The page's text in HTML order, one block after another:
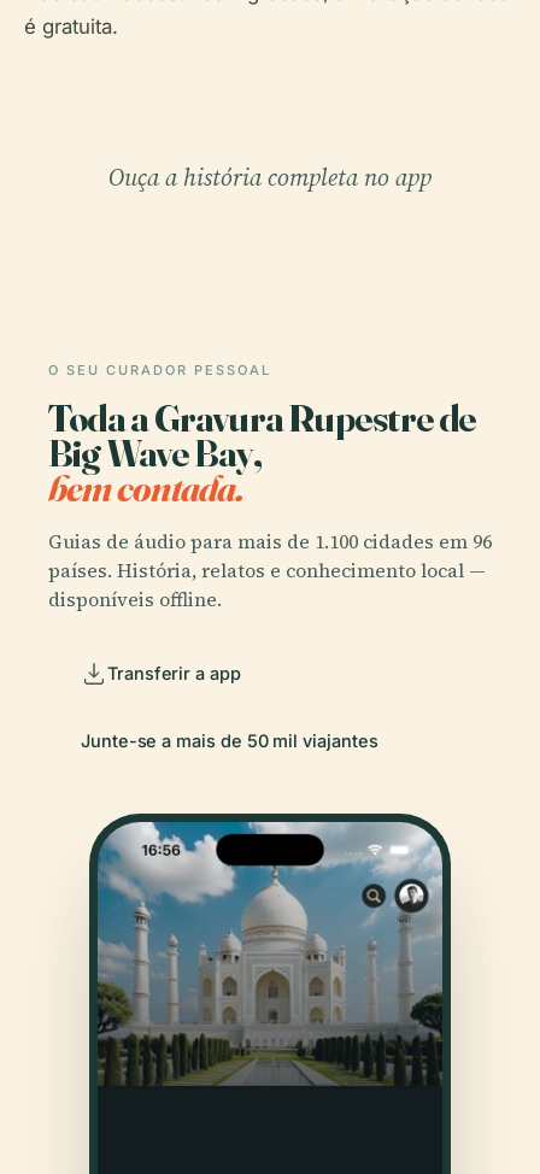
é gratuita.
Ouça a história completa no app
O SEU CURADOR PESSOAL
Toda a Gravura Rupestre de
Big Wave Bay,
bem contada.
Guias de áudio para mais de 1.100 cidades em 96
países. História, relatos e conhecimento local —
disponíveis offline.
Transferir a app
Junte-se a mais de 50 mil viajantes